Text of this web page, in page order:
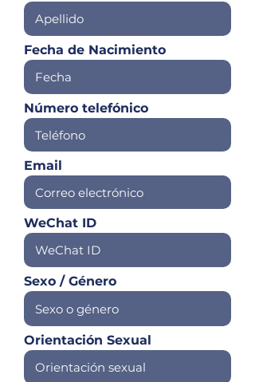
Fecha de Nacimiento
Número telefónico
Email
WeChat ID
Sexo / Género
Orientación Sexual